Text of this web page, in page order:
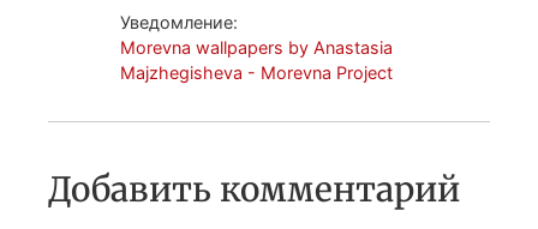
Уведомление:
Morevna wallpapers by Anastasia
Majzhegisheva - Morevna Project
Добавить комментарий